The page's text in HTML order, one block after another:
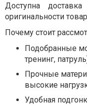
Доступна
оригинальности
Почему стоит
Подобранные
тренинг,
Прочные
высокие
Удобная